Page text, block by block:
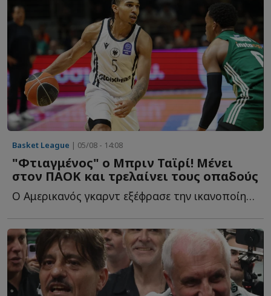
Basket League | 05/08 - 14:08
"Φτιαγμένος" ο Μπριν Ταϊρί! Μένει
στον ΠΑΟΚ και τρελαίνει τους οπαδούς
Ο Αμερικανός γκαρντ εξέφρασε την ικανοποίησή του για τ...